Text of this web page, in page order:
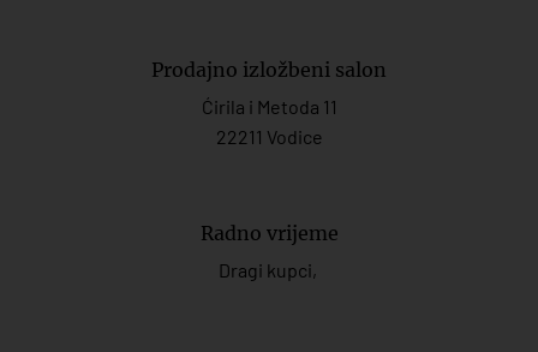
Prodajno izložbeni salon
Ćirila i Metoda 11
22211 Vodice
Radno vrijeme
Dragi kupci,